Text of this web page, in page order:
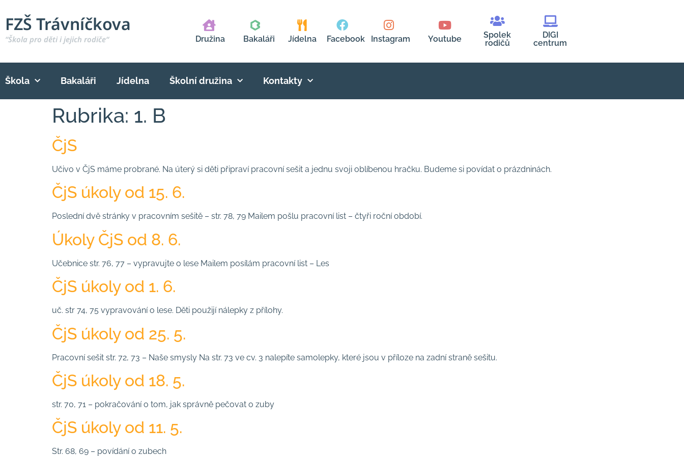
FZŠ Trávníčkova
“Škola pro děti i jejich rodiče“ Družina Bakaláři Jídelna Facebook Instagram Youtube
Spolek
rodičů
DIGI
centrum
Škola Bakaláři Jídelna Školní družina Kontakty
Rubrika: 1. B
ČjS
Učivo v ČjS máme probrané. Na úterý si děti připraví pracovní sešit a jednu svoji oblíbenou hračku. Budeme si povídat o prázdninách.
ČjS úkoly od 15. 6.
Poslední dvě stránky v pracovním sešitě – str. 78, 79 Mailem pošlu pracovní list – čtyři roční období.
Úkoly ČjS od 8. 6.
Učebnice str. 76, 77 – vypravujte o lese Mailem posílám pracovní list – Les
ČjS úkoly od 1. 6.
uč. str 74, 75 vypravování o lese. Děti použijí nálepky z přílohy.
ČjS úkoly od 25. 5.
Pracovní sešit str. 72, 73 – Naše smysly Na str. 73 ve cv. 3 nalepíte samolepky, které jsou v příloze na zadní straně sešitu.
ČjS úkoly od 18. 5.
str. 70, 71 – pokračování o tom, jak správně pečovat o zuby
ČjS úkoly od 11. 5.
Str. 68, 69 – povídání o zubech